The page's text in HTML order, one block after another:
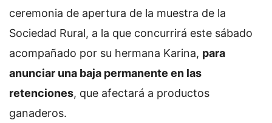
ceremonia de apertura de la muestra de la
Sociedad Rural, a la que concurrirá este sábado
acompañado por su hermana Karina, para
anunciar una baja permanente en las
retenciones, que afectará a productos
ganaderos.